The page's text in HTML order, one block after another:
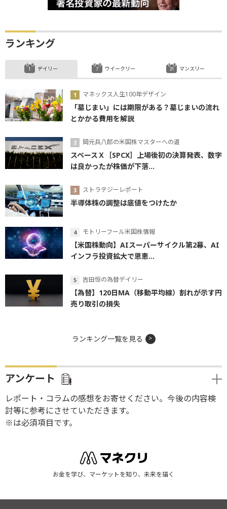
ランキング
デイリー
マネックス人生100年デザイン
「墓じまい」には期限がある？墓じまいの流れ
とかかる費用を解説
岡元兵八郎の米国株マスターへの道
スペースＸ［SPCX］上場後初の決算発表、数字
は良かったが株価が下落...
ストラテジーレポート
半導体株の調整は底値をつけたか
モトリーフール米国株情報
【米国株動向】AIスーパーサイクル第2幕、AI
インフラ投資拡大で恩恵...
吉田恒の為替デイリー
【為替】120日MA（移動平均線）割れが示す円
売り取引の損失
ウイークリー マンスリー
ランキング一覧を見る
アンケート
レポート・コラムの感想をお寄せください。今後の内容検
討等に参考にさせていただきます。
※は必須項目です。
お金を学び、マーケットを知り、未来を描く